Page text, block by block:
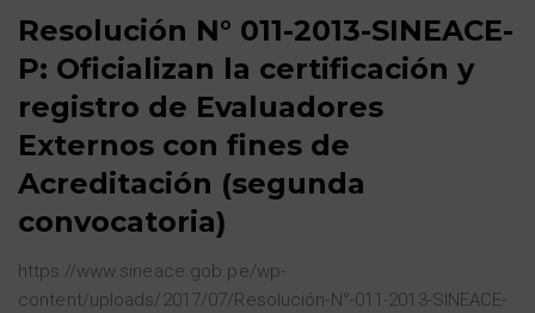
Resolución N° 011-2013-SINEACE-
P: Oficializan la certificación y
registro de Evaluadores
Externos con fines de
Acreditación (segunda
convocatoria)
https://www.sineace.gob.pe/wp-
content/uploads/2017/07/Resolución-N°-011-2013-SINEACE-